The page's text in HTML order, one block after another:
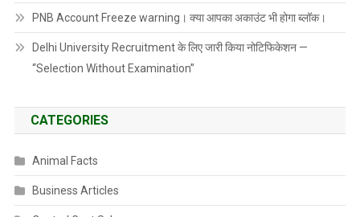
PNB Account Freeze warning। क्या आपका अकाउंट भी होगा ब्लॉक।
Delhi University Recruitment के लिए जारी किया नोटिफिकेशन —
“Selection Without Examination”
CATEGORIES
Animal Facts
Business Articles